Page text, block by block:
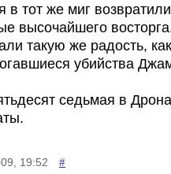
в тот же миг
высочайшего
такую же радость,
убийства
седьмая в
19:52 #